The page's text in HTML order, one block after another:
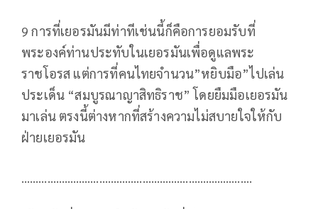
9 การที่เยอรมันมีท่าทีเช่นนี้ก็คือการยอมรับที่
พระองค์ท่านประทับในเยอรมันเพื่อดูแลพระ
ราชโอรส แต่การที่คนไทยจำนวน”หยิบมือ”ไปเล่น
ประเด็น “สมบูรณาญาสิทธิราช” โดยยืมมือเยอรมัน
มาเล่น ตรงนี้ต่างหากที่สร้างความไม่สบายใจให้กับ
ฝ่ายเยอรมัน
……………………………………….…………………………….